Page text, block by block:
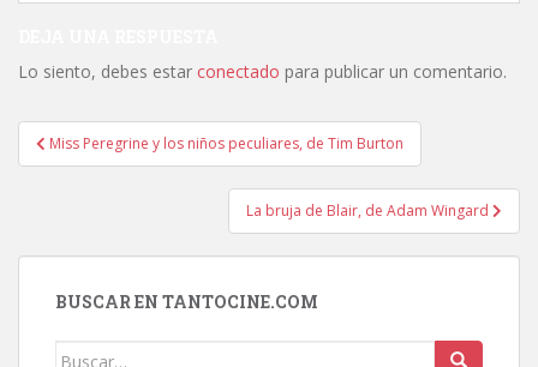
Lo siento, debes estar conectado para publicar un comentario.
Navegación
de
Miss Peregrine y los niños peculiares, de Tim Burton
La bruja de Blair, de Adam Wingard
BUSCAR EN TANTOCINE.COM
Buscar: